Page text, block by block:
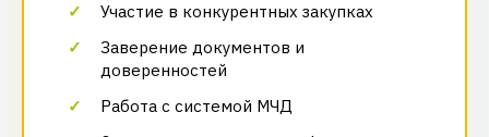
Участие в конкурентных закупках
Заверение документов и
доверенностей
Работа с системой МЧД